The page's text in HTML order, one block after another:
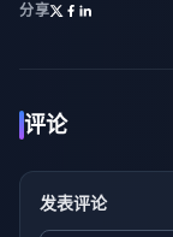
分享
评论
发表评论